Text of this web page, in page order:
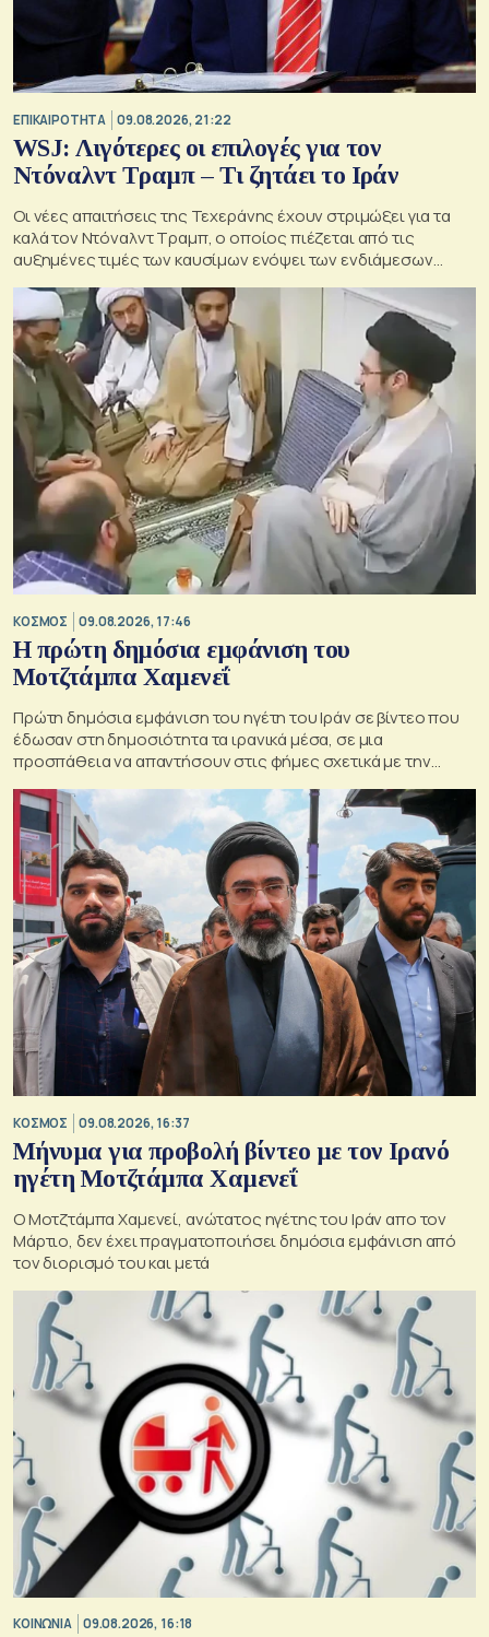
ΕΠΙΚΑΙΡΟΤΗΤΑ 09.08.2026, 21:22
WSJ: Λιγότερες οι επιλογές για τον
Ντόναλντ Τραμπ – Τι ζητάει το Ιράν
Οι νέες απαιτήσεις της Τεχεράνης έχουν στριμώξει για τα
καλά τον Ντόναλντ Τραμπ, ο οποίος πιέζεται από τις
αυξημένες τιμές των καυσίμων ενόψει των ενδιάμεσων
εκλογών του Νοεμβρίου στις ΗΠΑ
ΚΟΣΜΟΣ 09.08.2026, 17:46
Η πρώτη δημόσια εμφάνιση του
Μοτζτάμπα Χαμενεΐ
Πρώτη δημόσια εμφάνιση του ηγέτη του Ιράν σε βίντεο που
έδωσαν στη δημοσιότητα τα ιρανικά μέσα, σε μια
προσπάθεια να απαντήσουν στις φήμες σχετικά με την
ΚΟΣΜΟΣ 09.08.2026, 16:37
Μήνυμα για προβολή βίντεο με τον Ιρανό
ηγέτη Μοτζτάμπα Χαμενεΐ
Ο Μοτζτάμπα Χαμενεί, ανώτατος ηγέτης του Ιράν απο τον
Μάρτιο, δεν έχει πραγματοποιήσει δημόσια εμφάνιση από
τον διορισμό του και μετά
ΚΟΙΝΩΝΙΑ 09.08.2026, 16:18